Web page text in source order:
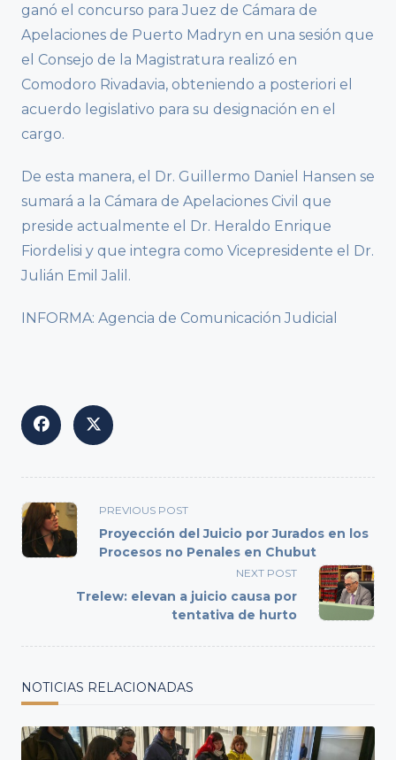
ganó el concurso para Juez de Cámara de
Apelaciones de Puerto Madryn en una sesión que
el Consejo de la Magistratura realizó en
Comodoro Rivadavia, obteniendo a posteriori el
acuerdo legislativo para su designación en el
cargo.
De esta manera, el Dr. Guillermo Daniel Hansen se
sumará a la Cámara de Apelaciones Civil que
preside actualmente el Dr. Heraldo Enrique
Fiordelisi y que integra como Vicepresidente el Dr.
Julián Emil Jalil.
INFORMA: Agencia de Comunicación Judicial
<span
class="nav-
subtitle
PREVIOUS POST
Proyección del Juicio por Jurados en los
Procesos no Penales en Chubut
NEXT POST
Trelew: elevan a juicio causa por
tentativa de hurto
NOTICIAS RELACIONADAS